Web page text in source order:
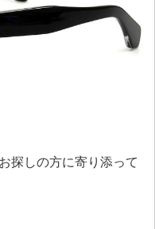
探しの方に寄り添って